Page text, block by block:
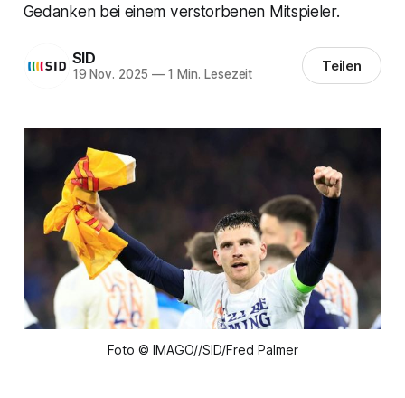
Gedanken bei einem verstorbenen Mitspieler.
SID
19 Nov. 2025 —1 Min. Lesezeit Teilen
Foto © IMAGO//SID/Fred Palmer